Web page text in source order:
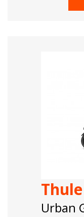
Thule
Urban